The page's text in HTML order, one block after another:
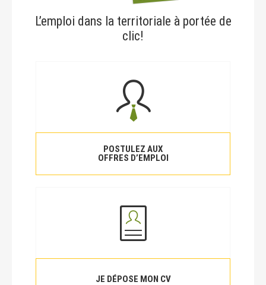
L’emploi dans la territoriale à portée de
clic!
POSTULEZ AUX
OFFRES D’EMPLOI
JE DÉPOSE MON CV